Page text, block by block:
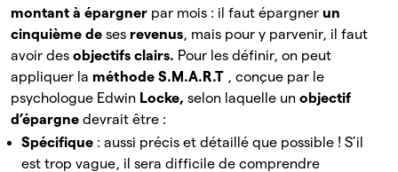
montant à épargner par mois : il faut épargner un
cinquième de ses revenus, mais pour y parvenir, il faut
avoir des objectifs clairs. Pour les définir, on peut
appliquer la méthode S.M.A.R.T , conçue par le
psychologue Edwin Locke, selon laquelle un objectif
d’épargne devrait être :
Spécifique : aussi précis et détaillé que possible ! S’il
est trop vague, il sera difficile de comprendre